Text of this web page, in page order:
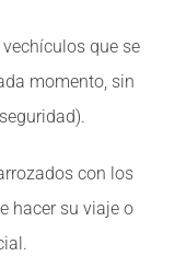
que se
momento, sin
con los
hacer su viaje o